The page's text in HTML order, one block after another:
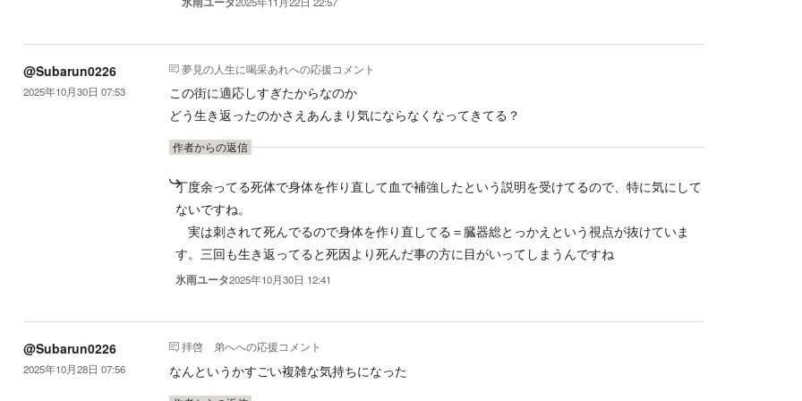
@Subarun0226
2025年10月30日 07:53
夢見の人生に喝采あれへの応援コメント
この街に適応しすぎたからなのか
どう生き返ったのかさえあんまり気にならなくなってきてる？
作者からの返信
丁度余ってる死体で身体を作り直して血で補強したという説明を受けてるので、特に気にして
ないですね。
実は刺されて死んでるので身体を作り直してる＝臓器総とっかえという視点が抜けていま
す。三回も生き返ってると死因より死んだ事の方に目がいってしまうんですね
氷雨ユータ2025年10月30日 12:41
@Subarun0226
2025年10月28日 07:56
拝啓 弟へへの応援コメント
なんというかすごい複雑な気持ちになった